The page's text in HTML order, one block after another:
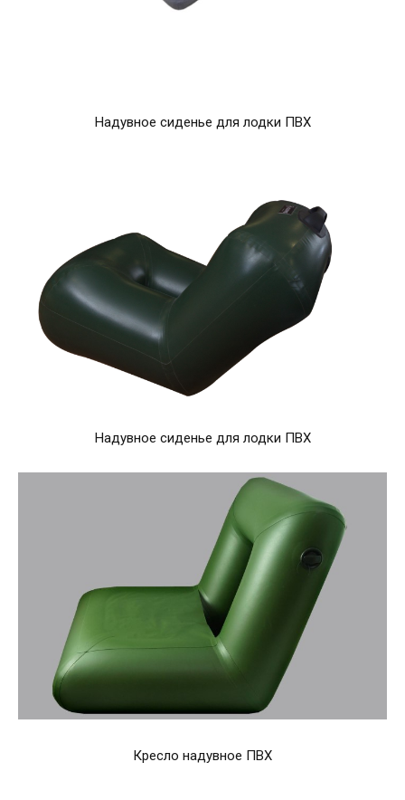
Надувное сиденье для лодки ПВХ
Надувное сиденье для лодки ПВХ
Кресло надувное ПВХ